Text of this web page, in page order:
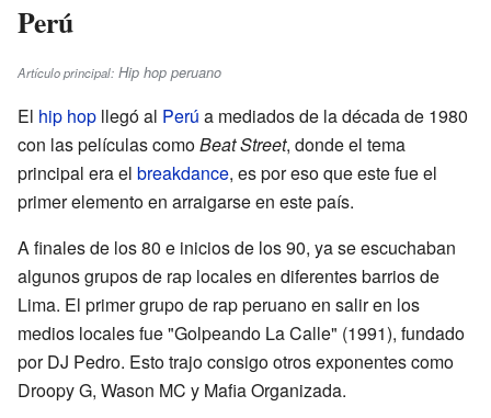
Perú
Artículo principal: Hip hop peruano
El hip hop llegó al Perú a mediados de la década de 1980
con las películas comoBeat Street, donde el tema
principal era el breakdance, es por eso que este fue el
primer elemento en arraigarse en este país.
A finales de los 80 e inicios de los 90, ya se escuchaban
algunos grupos de rap locales en diferentes barrios de
Lima. El primer grupo de rap peruano en salir en los
medios locales fue "Golpeando La Calle" (1991), fundado
por DJ Pedro. Esto trajo consigo otros exponentes como
Droopy G, Wason MC y Mafia Organizada.